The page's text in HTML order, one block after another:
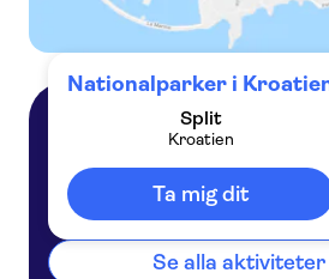
Nationalparker i
Split
Kroatien
Ta mig dit
Se alla